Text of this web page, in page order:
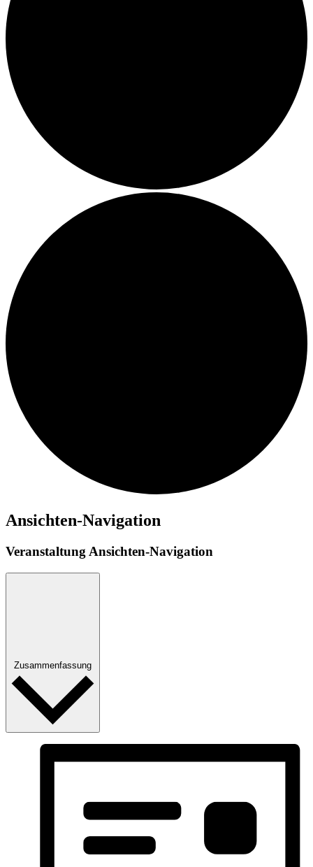
Veranstaltungen
Ansichten-Navigation
Veranstaltung Ansichten-Navigation
Zusammenfassung